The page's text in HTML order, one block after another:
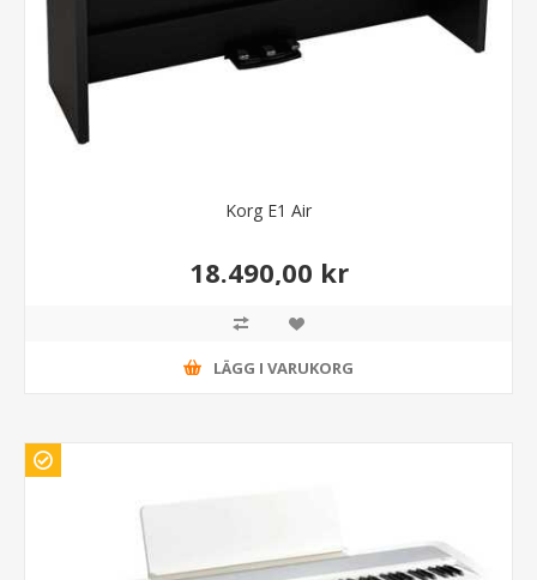
Korg E1 Air
18.490,00 kr
LÄGG I VARUKORG